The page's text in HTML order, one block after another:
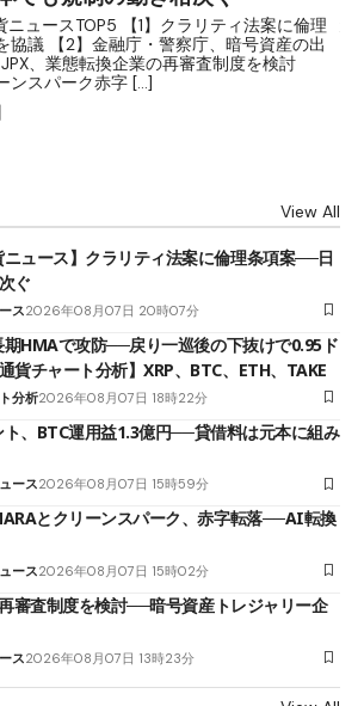
ニュースTOP5 【1】クラリティ法案に倫理
議 【2】金融庁・警察庁、暗号資産の出
、業態転換企業の再審査制度を検討
ンスパーク赤字 […]
View All
ニュース】クラリティ法案に倫理条項案──日
ぐ
ス2026年08月07日 20時07分
期HMAで攻防──戻り一巡後の下抜けで0.95ド
貨チャート分析】XRP、BTC、ETH、TAKE
分析2026年08月07日 18時22分
ト、BTC運用益1.3億円──貸借料は元本に組み
ース2026年08月07日 15時59分
とクリーンスパーク、赤字転落──AI転換
ース2026年08月07日 15時02分
審査制度を検討──暗号資産トレジャリー企
ス2026年08月07日 13時23分